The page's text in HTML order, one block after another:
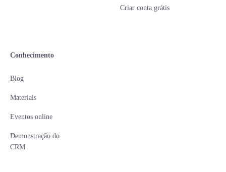
Criar conta grátis
Conhecimento
Blog
Materiais
Eventos online
Demonstração do
CRM